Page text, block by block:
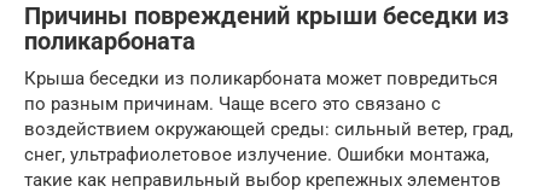
Причины повреждений крыши беседки из
поликарбоната
Крыша беседки из поликарбоната может повредиться
по разным причинам. Чаще всего это связано с
воздействием окружающей среды: сильный ветер, град,
снег, ультрафиолетовое излучение. Ошибки монтажа,
такие как неправильный выбор крепежных элементов